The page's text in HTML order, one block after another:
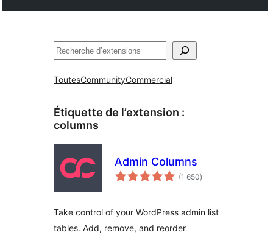
Rechercher
ToutesCommunityCommercial
Étiquette de l’extension :
columns
Admin Columns
(1 650notes
en
)
Take control of your WordPress admin list
tables. Add, remove, and reorder